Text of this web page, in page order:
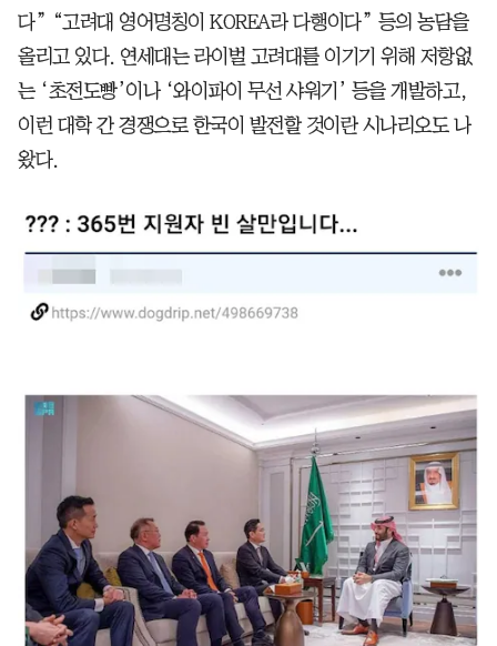
다” “고려대 영어명칭이 KOREA라 다행이다” 등의 농담을
올리고 있다. 연세대는 라이벌 고려대를 이기기 위해 저항없
는 ‘초전도빵’이나 ‘와이파이 무선 샤워기’ 등을 개발하고,
이런 대학 간 경쟁으로 한국이 발전할 것이란 시나리오도 나
왔다.